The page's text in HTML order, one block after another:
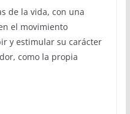
de la vida, con una
el movimiento
y estimular su carácter
como la propia